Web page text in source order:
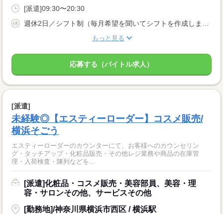
[派遣]09:30〜20:30
もっと見る
応募する（バイトル求人）
[派遣]
未経験◎【エスティーローダー】コスメ販売/
横浜そごう
エスティーローダーのカウンターにて、お客様へのカウンセリン
グ・タッチアップ・化粧品販売・その他レジ業務や商品の在庫管
理・入荷検査・陳列などを...
[派遣]化粧品・コスメ販売・美容部員、美容・理
容・サロンその他、サービスその他
[勤務地]/神奈川県横浜市西区 / 横浜駅